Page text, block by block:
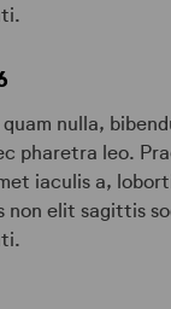
nulla,
pharetra leo.
iaculis a,
non elit sagittis